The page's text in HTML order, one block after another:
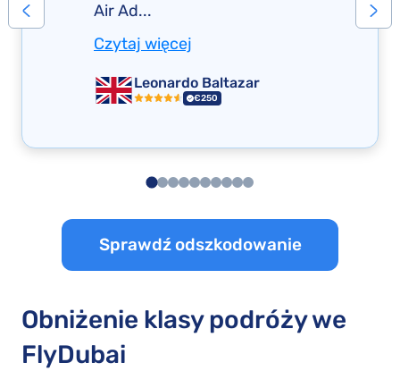
Air Ad...
Czytaj więcej
Leonardo Baltazar
€250
Sprawdź odszkodowanie
Obniżenie klasy podróży we
FlyDubai